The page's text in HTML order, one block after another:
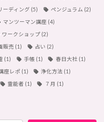
ーディング (5) ペンジュラム (2)
マンツーマン講座 (4)
ワークショップ (2)
販売 (1) 占い (2)
(1) 手帳 (1) 春日大社 (1)
座レポ (1) 浄化方法 (1)
霊能者 (1) ７月 (1)